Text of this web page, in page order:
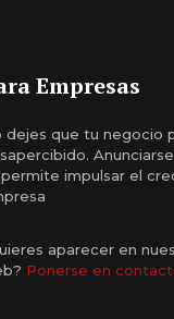
Empresas
dejes que tu negocio
impulsar el
aparecer en
Ponerse en